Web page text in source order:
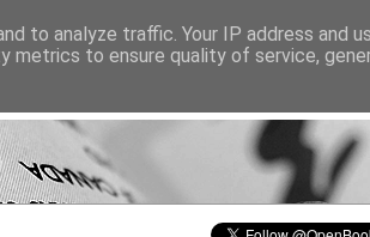
to analyze traffic. Your IP address and
metrics to ensure quality of service,